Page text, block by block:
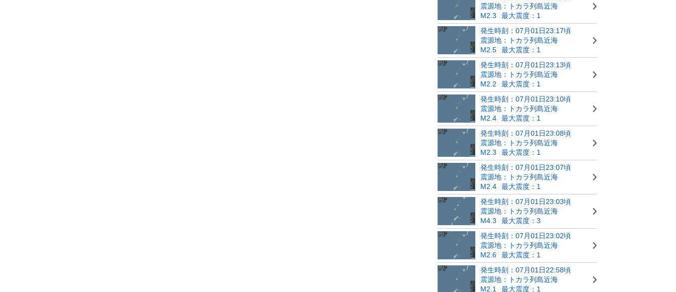
震源地：トカラ列島近海
M2.3
最大震度：1
発生時刻：07月01日23:17頃
震源地：トカラ列島近海
M2.5
最大震度：1
発生時刻：07月01日23:13頃
震源地：トカラ列島近海
M2.2
最大震度：1
発生時刻：07月01日23:10頃
震源地：トカラ列島近海
M2.4
最大震度：1
発生時刻：07月01日23:08頃
震源地：トカラ列島近海
M2.3
最大震度：1
発生時刻：07月01日23:07頃
震源地：トカラ列島近海
M2.4
最大震度：1
発生時刻：07月01日23:03頃
震源地：トカラ列島近海
M4.3
最大震度：3
発生時刻：07月01日23:02頃
震源地：トカラ列島近海
M2.6
最大震度：1
発生時刻：07月01日22:58頃
震源地：トカラ列島近海
M2.1
最大震度：1